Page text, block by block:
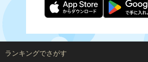
ランキングでさがす